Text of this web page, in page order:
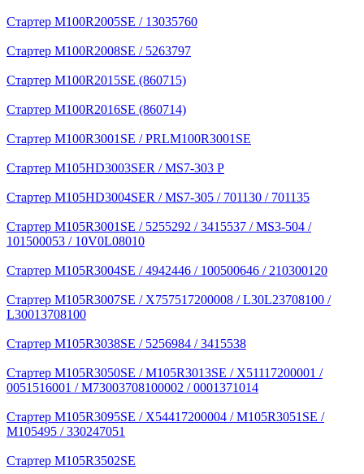
Стартер M100R2005SE / 13035760
Стартер M100R2008SE / 5263797
Стартер M100R2015SE (860715)
Стартер M100R2016SE (860714)
Стартер M100R3001SE / PRLM100R3001SE
Стартер M105HD3003SER / MS7-303 P
Стартер M105HD3004SER / MS7-305 / 701130 / 701135
Стартер M105R3001SE / 5255292 / 3415537 / MS3-504 /
101500053 / 10V0L08010
Стартер M105R3004SE / 4942446 / 100500646 / 210300120
Стартер M105R3007SE / X757517200008 / L30L23708100 /
L30013708100
Стартер M105R3038SE / 5256984 / 3415538
Стартер M105R3050SE / M105R3013SE / X51117200001 /
0051516001 / M73003708100002 / 0001371014
Стартер M105R3095SE / X54417200004 / M105R3051SE /
M105495 / 330247051
Стартер M105R3502SE